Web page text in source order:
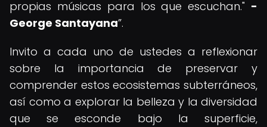
propias músicas para los que escuchan." -
George Santayana .
Invito a cada uno de ustedes a reflexionar
sobre la importancia de preservar y
comprender estos ecosistemas subterráneos,
así como a explorar la belleza y la diversidad
que se esconde bajo la superficie,